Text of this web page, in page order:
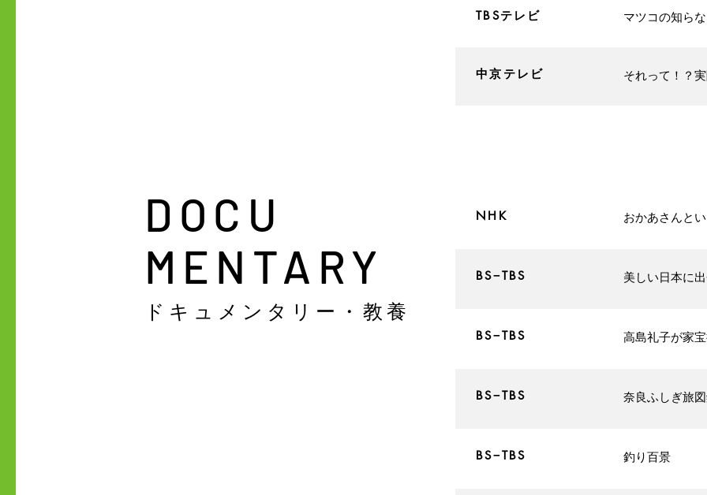
TBSテレビ マツコの知ら
​中京テレビ それって！？
DOCU
​MENTARY
​ドキュメンタリー・教養
​NHK おかあさんと
​BS−TBS 美しい日本に
​BS−TBS 高島礼子が家
​BS−TBS 奈良ふしぎ旅
​BS−TBS ​釣り百景